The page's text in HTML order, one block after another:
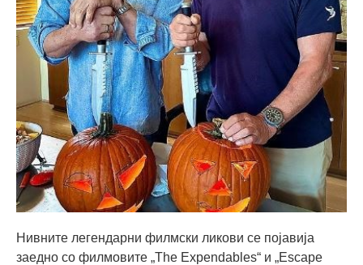
Нивните легендарни филмски ликови се појавија
заедно со филмовите „The Expendables“ и „Escape